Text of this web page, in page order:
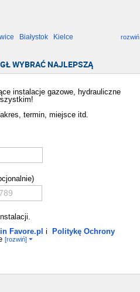
Białystok
Kielce
rozwiń
WYBRAĆ NAJLEPSZĄ
instalacje gazowe, hydrauliczne
termin, miejsce itd.
Favore.pl i
Politykę Ochrony
[rozwiń]